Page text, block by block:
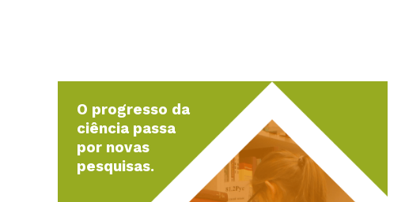
O progresso da
ciência passa
por novas
pesquisas.